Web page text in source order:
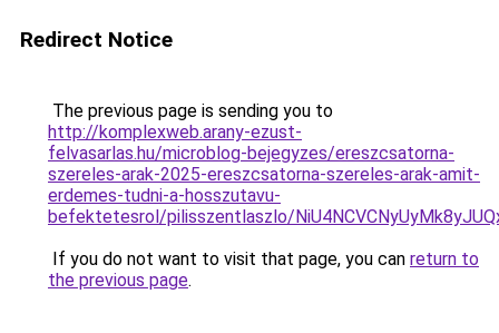
Redirect Notice
The previous page is sending you to
http://komplexweb.arany-ezust-
felvasarlas.hu/microblog-bejegyzes/ereszcsatorna-
szereles-arak-2025-ereszcsatorna-szereles-arak-amit-
erdemes-tudni-a-hosszutavu-
befektetesrol/pilisszentlaszlo/
If you do not want to visit that page, you can return to
the previous page.